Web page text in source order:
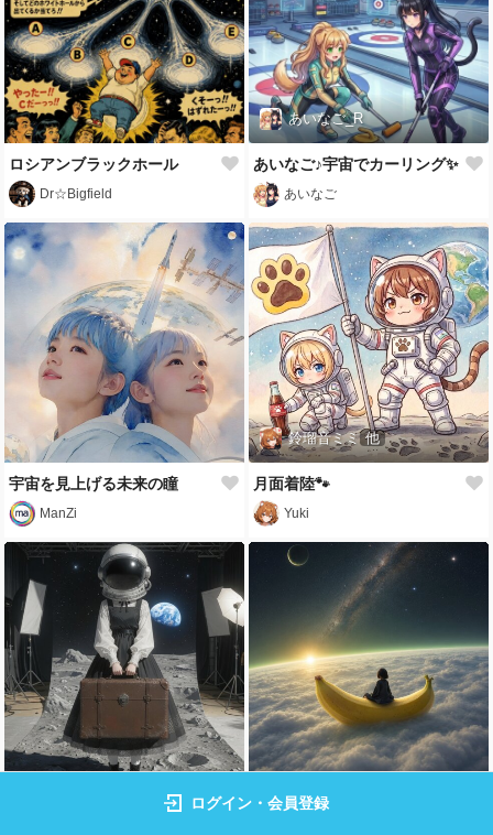
ロシアンブラックホール
Dr☆Bigfield
あいなご_R
あいなご♪宇宙でカーリング✨
あいなご
宇宙を見上げる未来の瞳
ManZi
鈴瑠音ミミ 他
月面着陸🐾
Yuki
Space Banana Boat
ログイン・会員登録